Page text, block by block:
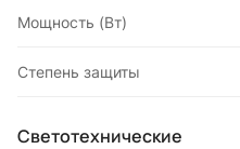
Мощность (Вт)
Степень защиты
Светотехнические